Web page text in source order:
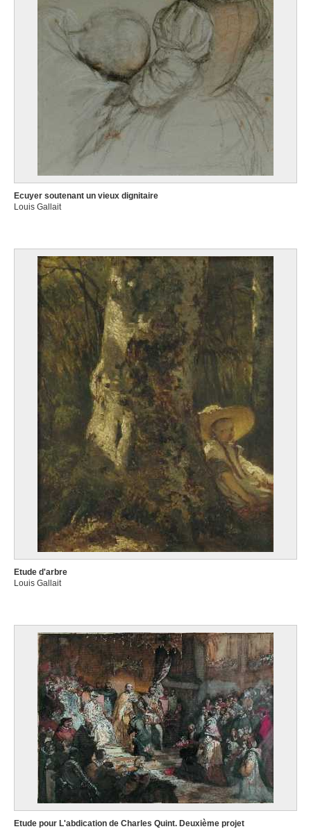
Ecuyer soutenant un vieux dignitaire
Louis Gallait
Etude d'arbre
Louis Gallait
Etude pour L'abdication de Charles Quint. Deuxième projet